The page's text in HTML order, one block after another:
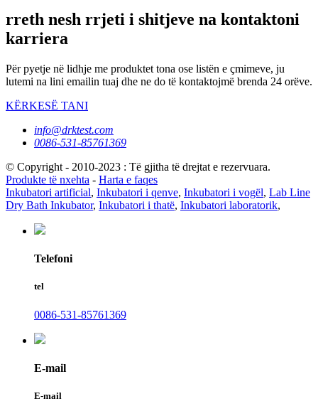
rreth nesh rrjeti i shitjeve na kontaktoni
karriera
Për pyetje në lidhje me produktet tona ose listën e çmimeve, ju
lutemi na lini emailin tuaj dhe ne do të kontaktojmë brenda 24 orëve.
KËRKESË TANI
info@drktest.com
0086-531-85761369
© Copyright - 2010-2023 : Të gjitha të drejtat e rezervuara.
Produkte të nxehta - Harta e faqes
Inkubatori artificial, Inkubatori i qenve, Inkubatori i vogël, Lab Line
Dry Bath Inkubator, Inkubatori i thatë, Inkubatori laboratorik,
Telefoni
tel
0086-531-85761369
E-mail
E-mail